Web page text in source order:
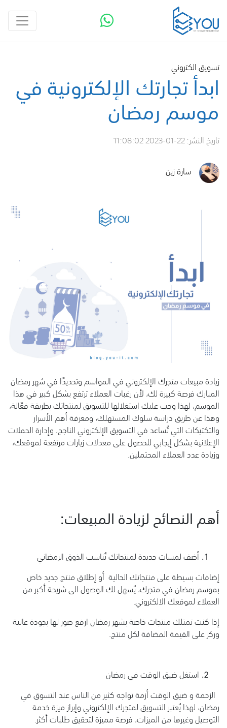
تسويق الكتروني
ابدأ تجارتك الإلكترونية في
موسم رمضان
تاريخ النشر:2023-01-22 11:08:02
سارة زين
زيادة مبيعات متجرك الإلكتروني في المواسم وتحديدًا في شهر رمضان
المبارك فرصة كبيرة لك، لأن رغبات العملاء ترتفع بشكل كبير في هذا
الموسم، لهذا وجب عليك استغلالها للتسويق لمنتجاتك بطريقة فعّالة،
وهذا عن طريق دراسة سلوك المستهلك، ومعرفة أهم الأسرار
والتكتيكات التي تُساعد في التسويق الإلكتروني الناجح، وإدارة الحملات
الإعلانية بشكل إيجابي للحصول على معدلات زيارات مرتفعة لموقعك،
وزيادة عدد العملاء المحتملين.
أهم النصائح لزيادة المبيعات:
أضف لمسات جديدة لمنتجاتك تُناسب الذوق الرمضاني
إضافات بسيطة على منتجاتك الحالية أو إطلاق منتج جديد خاص
بموسم رمضان في متجرك، يُسهل لك الوصول الى شريحة أكبر من
العملاء لموقعك الالكتروني.
إذا كنت تمتلك منتجات خاصة بشهر رمضان ارفع صور لها بجودة عالية
وركز على القيمة المضافة لكل منتج.
استغل ضيق الوقت في رمضان
الزحمة و ضيق الوقت أزمة تواجه كثير من الناس عند التسوق في
رمضان، لهذا يُعتبر التسويق لمتجرك الإلكتروني وإبراز ميزة خدمة
التوصيل وغيرها من الميزات، فرصة مميزة لتحقيق طلبات أكثر.